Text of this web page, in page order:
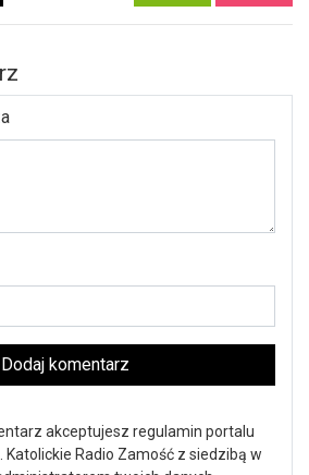
Dodaj komentarz
akceptujesz regulamin portalu
Katolickie Radio Zamość z siedzibą w